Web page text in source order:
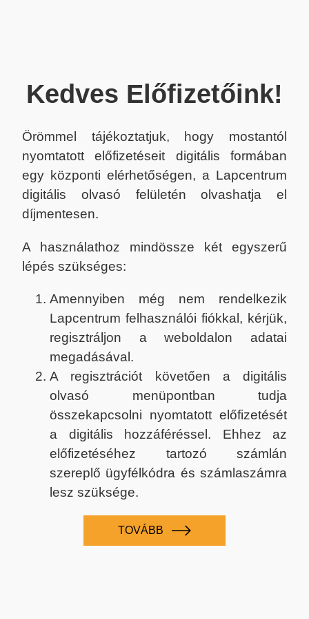
Kedves Előfizetőink!
Örömmel tájékoztatjuk, hogy mostantól
nyomtatott előfizetéseit digitális formában
egy központi elérhetőségen, a Lapcentrum
digitális olvasó felületén olvashatja el
díjmentesen.
A használathoz mindössze két egyszerű
lépés szükséges:
Amennyiben még nem rendelkezik
Lapcentrum felhasználói fiókkal, kérjük,
regisztráljon a weboldalon adatai
megadásával.
A regisztrációt követően a digitális
olvasó menüpontban tudja
összekapcsolni nyomtatott előfizetését
a digitális hozzáféréssel. Ehhez az
előfizetéséhez tartozó számlán
szereplő ügyfélkódra és számlaszámra
lesz szüksége.
TOVÁBB